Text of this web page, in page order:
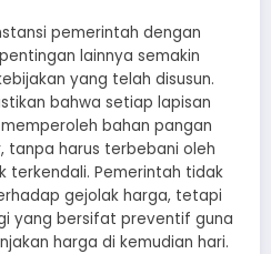
pemerintah dengan
lainnya semakin
yang telah disusun.
bahwa setiap lapisan
bahan pangan
tanpa harus terbebani oleh
terkendali. Pemerintah tidak
gejolak harga, tetapi
yang bersifat preventif guna
harga di kemudian hari.